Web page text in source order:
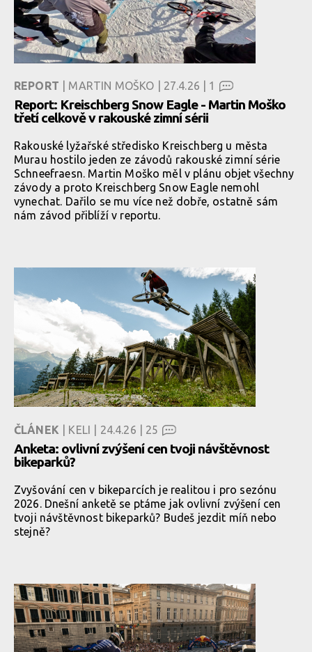
REPORT | MARTIN MOŠKO | 27.4.26 | 1
Report: Kreischberg Snow Eagle - Martin Moško
třetí celkově v rakouské zimní sérii
Rakouské lyžařské středisko Kreischberg u města
Murau hostilo jeden ze závodů rakouské zimní série
Schneefraesn. Martin Moško měl v plánu objet všechny
závody a proto Kreischberg Snow Eagle nemohl
vynechat. Dařilo se mu více než dobře, ostatně sám
nám závod přiblíží v reportu.
ČLÁNEK | KELI | 24.4.26 | 25
Anketa: ovlivní zvýšení cen tvoji návštěvnost
bikeparků?
Zvyšování cen v bikeparcích je realitou i pro sezónu
2026. Dnešní anketě se ptáme jak ovlivní zvýšení cen
tvoji návštěvnost bikeparků? Budeš jezdit míň nebo
stejně?